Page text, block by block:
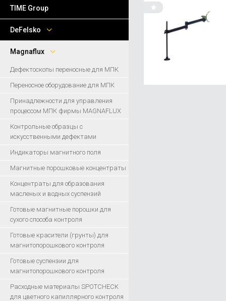
TIME Group
DeFelsko
Magnaflux
Дефектоскопы переносные для МПК
Переносное оборудование для МПК
Принадлежности для управления
процессом МПК фирмы MAGNAFLUX
Контрольные образцы с
искусственными дефектами
Индикаторы магнитного поля
Магнитные порошковые концентраты
Концентраты для образования
масленых и водных суспензий
Готовые магнитные порошки для
сухого способа контроля
Готовые красители (грунты) для
магнитопорошкового контроля
Готовые суспензии для
магнитопорошкового контроля
Расходные материалы SPOTCHECK
для цветного капиллярного контроля